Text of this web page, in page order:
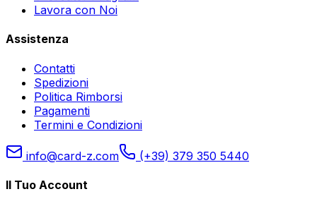
Lavora con Noi
Assistenza
Contatti
Spedizioni
Politica Rimborsi
Pagamenti
Termini e Condizioni
info@card-z.com (+39) 379 350 5440
Il Tuo Account